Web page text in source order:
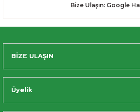
Bize Ulaşın: Google
BİZE ULAŞIN
Üyelik